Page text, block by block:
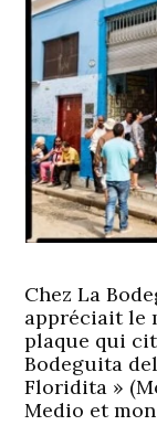
Chez La
appréciait le
plaque qui
Bodeguita
Floridita »
Medio et